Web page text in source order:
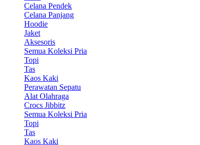
Celana Pendek
Celana Panjang
Hoodie
Jaket
Aksesoris
Semua Koleksi Pria
Topi
Tas
Kaos Kaki
Perawatan Sepatu
Alat Olahraga
Crocs Jibbitz
Semua Koleksi Pria
Topi
Tas
Kaos Kaki